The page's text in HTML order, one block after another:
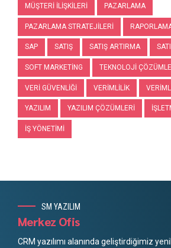
MÜŞTERI İLIŞKILERI PAZARLAMA
PAZARLAMA STRATEJILERI
SAP SATIŞ SATIŞ ARTIRMA
SOFT MARKETING TEKNOLOJI
VERI GÜVENLIĞI VERIMLILIK
YAZILIM YAZILIM ÇÖZÜMLERI
İŞ YÖNETIMI
SM YAZILIM
Merkez Ofis
CRM yazılımı alanında geliştirdiğimiz